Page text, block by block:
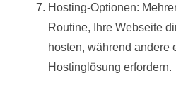
Hosting-Optionen:
Routine, Ihre Webseite
hosten, während andere
Hostinglösung erfordern.